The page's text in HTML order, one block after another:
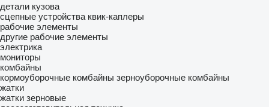
детали кузова
сцепные устройства квик-каплеры
рабочие элементы
другие рабочие элементы
электрика
мониторы
комбайны
кормоуборочные комбайны зерноуборочные комбайны
жатки
жатки зерновые